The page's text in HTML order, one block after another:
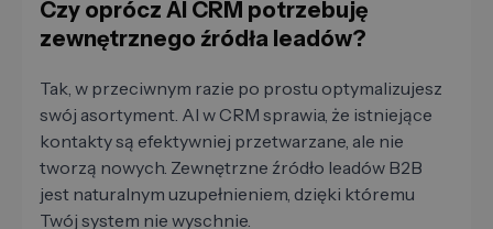
Czy oprócz AI CRM potrzebuję
zewnętrznego źródła leadów?
Tak, w przeciwnym razie po prostu optymalizujesz
swój asortyment. AI w CRM sprawia, że ​​istniejące
kontakty są efektywniej przetwarzane, ale nie
tworzą nowych. Zewnętrzne źródło leadów B2B
jest naturalnym uzupełnieniem, dzięki któremu
Twój system nie wyschnie.